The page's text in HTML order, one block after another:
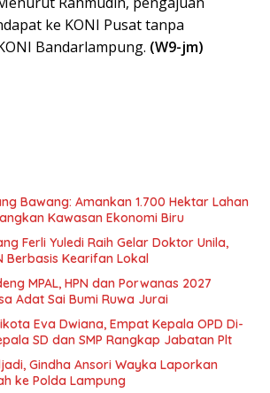
ke KONI Pusat tanpa
Bandarlampung. (W9-jm)
Bawang: Amankan 1.700 Hektar Lahan
Kawasan Ekonomi Biru
Ferli Yuledi Raih Gelar Doktor Unila,
Berbasis Kearifan Lokal
MPAL, HPN dan Porwanas 2027
Adat Sai Bumi Ruwa Jurai
Eva Dwiana, Empat Kepala OPD Di-
SD dan SMP Rangkap Jabatan Plt
Gindha Ansori Wayka Laporkan
ke Polda Lampung